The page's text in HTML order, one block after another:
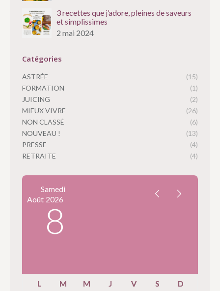
3 recettes que j’adore, pleines de saveurs
et simplissimes
2 mai 2024
Catégories
ASTRÉE
(15)
FORMATION
(1)
JUICING
(2)
MIEUX VIVRE
(26)
NON CLASSÉ
(6)
NOUVEAU !
(13)
PRESSE
(4)
RETRAITE
(4)
Samedi
Août 2026
8
L M M J V S D